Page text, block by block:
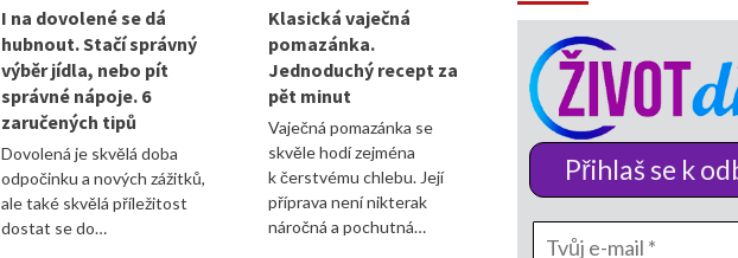
I na dovolené se dá
hubnout. Stačí správný
výběr jídla, nebo pít
správné nápoje. 6
zaručených tipů
Dovolená je skvělá doba
odpočinku a nových zážitků,
ale také skvělá příležitost
dostat se do…
Klasická vaječná
pomazánka.
Jednoduchý recept za
pět minut
Vaječná pomazánka se
skvěle hodí zejména
k čerstvému chlebu. Její
příprava není nikterak
náročná a pochutná…